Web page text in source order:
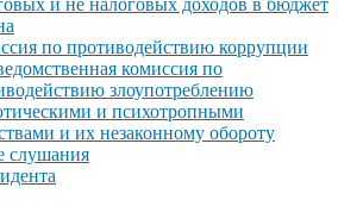
по противодействию коррупции
комиссия по
злоупотреблению
и психотропными
и их незаконному обороту
слушания